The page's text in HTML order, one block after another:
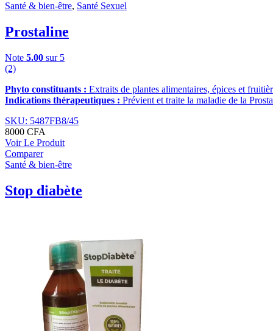
Santé & bien-être, Santé Sexuel
Prostaline
Note 5.00 sur 5
(2)
Phyto constituants : Extraits de plantes alimentaires, épices et
Indications thérapeutiques : Prévient et traite la maladie de la
SKU: 5487FB8/45
8000 CFA
Voir Le Produit
Comparer
Santé & bien-être
Stop diabète